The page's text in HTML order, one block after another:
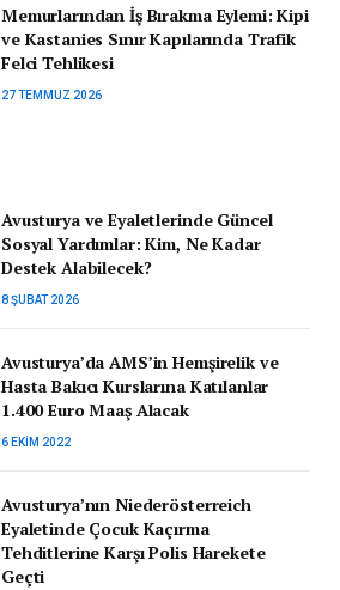
Memurlarından İş Bırakma Eylemi: Kipi
ve Kastanies Sınır Kapılarında Trafik
Felci Tehlikesi
27 TEMMUZ 2026
Avusturya ve Eyaletlerinde Güncel
Sosyal Yardımlar: Kim, Ne Kadar
Destek Alabilecek?
8 ŞUBAT 2026
Avusturya’da AMS’in Hemşirelik ve
Hasta Bakıcı Kurslarına Katılanlar
1.400 Euro Maaş Alacak
6 EKIM 2022
Avusturya’nın Niederösterreich
Eyaletinde Çocuk Kaçırma
Tehditlerine Karşı Polis Harekete
Geçti